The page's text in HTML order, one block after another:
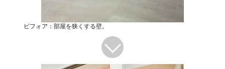
ビフォア：部屋を狭くする壁。